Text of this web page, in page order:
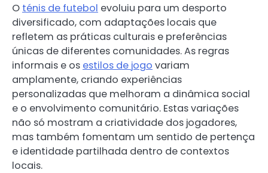
O ténis de futebol evoluiu para um desporto
diversificado, com adaptações locais que
refletem as práticas culturais e preferências
únicas de diferentes comunidades. As regras
informais e os estilos de jogo variam
amplamente, criando experiências
personalizadas que melhoram a dinâmica social
e o envolvimento comunitário. Estas variações
não só mostram a criatividade dos jogadores,
mas também fomentam um sentido de pertença
e identidade partilhada dentro de contextos
locais.